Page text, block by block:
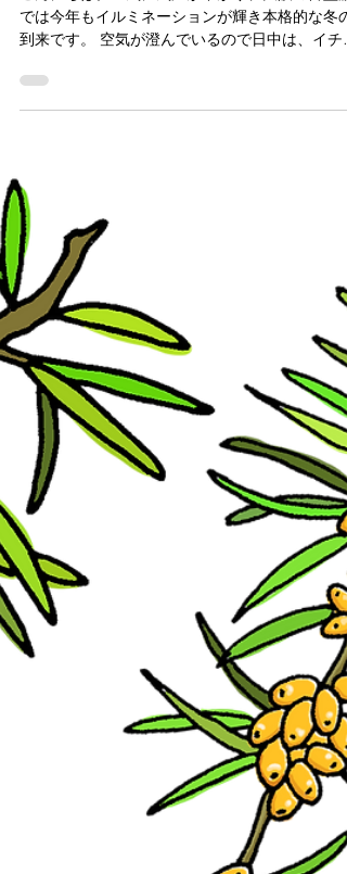
staff_staff
お菓子も心身の健康のために選
グルテンフリー対応満足おや
こんにちは。一気に気温が下がり、大阪の御堂筋
では今年もイルミネーションが輝き本格的な冬の
到来です。 空気が澄んでいるので日中は、イチョ
ウの木も輝いています。 それと同時に私はふとん
から出るのがつらくなってきました。 秋から冬の
時期にはおいしい食べ物がたくさんありますね